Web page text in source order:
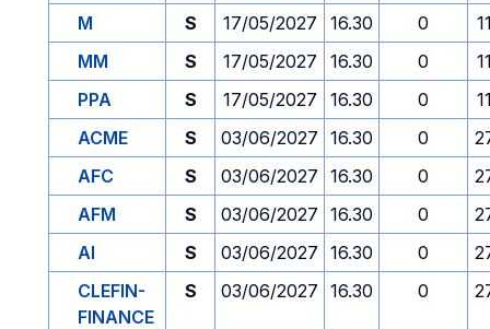
M
S 17/05/2027 16.30 0
MM
S 17/05/2027 16.30 0
PPA
S 17/05/2027 16.30 0
ACME
S 03/06/2027 16.30 0
AFC
S 03/06/2027 16.30 0
AFM
S 03/06/2027 16.30 0
AI
S 03/06/2027 16.30 0
CLEFIN-
FINANCE
S 03/06/2027 16.30 0